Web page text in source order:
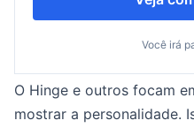
Você irá
O Hinge e outros focam
mostrar a personalidade.